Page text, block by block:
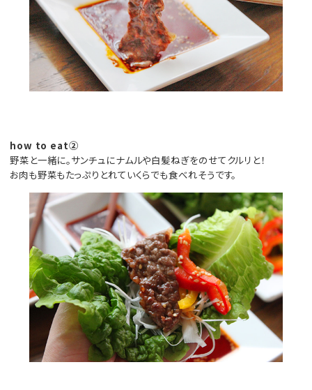
how to eat②
野菜と一緒に。サンチュにナムルや白髪ねぎをのせてクルリと！
お肉も野菜もたっぷりとれていくらでも食べれそうです。